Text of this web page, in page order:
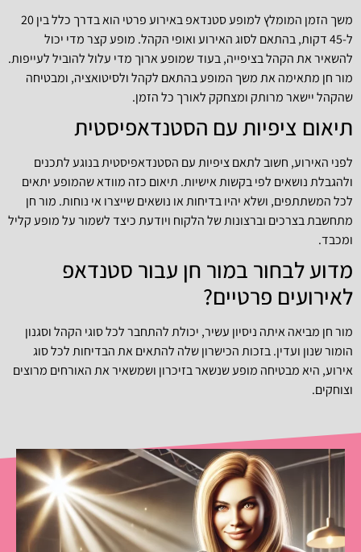
משך הזמן המומלץ למופע סטנדאפ באירוע פרטי הוא בדרך כלל בין 20
ל-45 דקות, בהתאם לסוג האירוע ואופי הקהל. מופע קצר מדי יכול
להשאיר את הקהל בציפייה, בעוד שמופע ארוך מדי עלול להוביל לעייפות.
מור חן מתאימה את משך המופע בהתאם לקהל ולסיטואציה, ומבטיחה
שהקהל יישאר מרותק ומצחקק לאורך כל הזמן.
תיאום ציפיות עם הסטנדאפיסטית
לפני האירוע, חשוב לתאם ציפיות עם הסטנדאפיסטית בנוגע לתכנים
ולהגבלת נושאים לפי בקשות אישיות. תיאום כזה מוודא שהמופע יתאים
לכל המשתתפים, ושלא יהיו בדיחות או נושאים שייצרו אי נוחות. מור חן
מתחשבת בצרכים וברצונות של הלקוח ויודעת כיצד לשמור על מופע קליל
ומכבד.
מדוע לבחור במור חן עבור סטנדאפ
לאירועים פרטיים?
מור חן מביאה איתה ניסיון עשיר, יכולת להתחבר לכל סוגי הקהל וסגנון
הומור שנון ועדין. בזכות הכישרון שלה להתאים את הבדיחות לכל סוג
אירוע, היא מבטיחה מופע שנשאר בזיכרון ושמשאיר את האורחים מרוצים
וצוחקים.